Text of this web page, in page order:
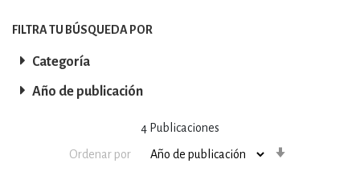
4 Publicaciones
Ordenar por
FILTRA TU BÚSQUEDA POR
Categoría
Año de publicación